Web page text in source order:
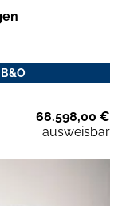
68.598,00 €
ausweisbar